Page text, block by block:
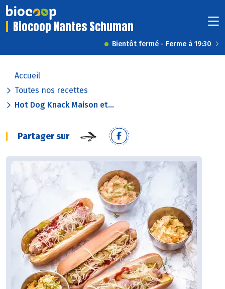
Biocoop Nantes Schuman
Bientôt fermé - Ferme à 19:30
Accueil
Toutes nos recettes
Hot Dog Knack Maison et...
Partager sur